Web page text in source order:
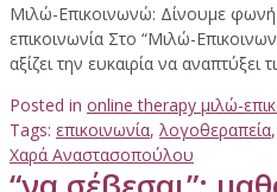
Μιλώ-Επικοινωνώ: Δίνουμε φωνή
επικοινωνία Στο “Μιλώ-
αξίζει την ευκαιρία να αναπτύξει
Posted in online therapy μιλώ-
Tags: επικοινωνία, λογοθεραπεία,
Χαρά Αναστασοπούλου